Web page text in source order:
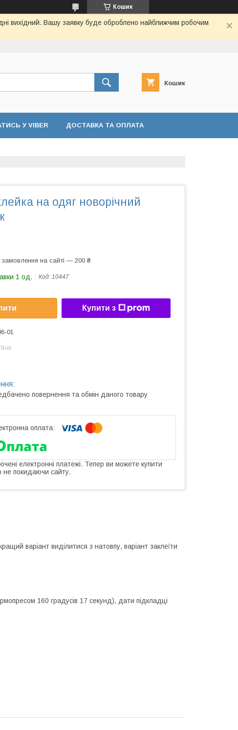
Кошик
вихідний. Вашу заявку буде оброблено найближчим робочим
Кошик
У VIBER ДОСТАВКА ТА ОПЛАТА
на одяг новорічний
на сайті — 200 ₴
1 од. Код: 10447
Купити з
01
повернення та обмін даного товару
електронні платежі. Тепер ви можете купити
не покидаючи сайту.
варіант виділитися з натовпу, варіант заклеїти
160 градусів 17 секунд), дати підкладці